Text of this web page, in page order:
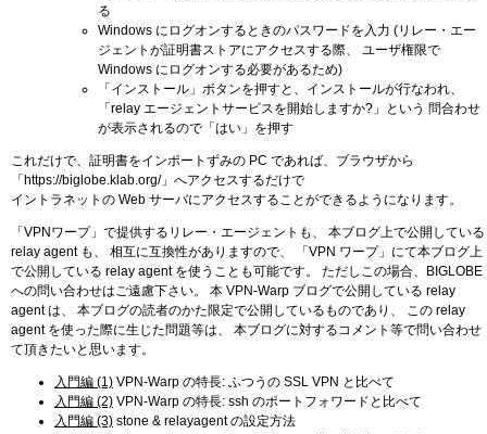
る
Windows にログオンするときのパスワードを入力 (リレー・エー
ジェントが証明書ストアにアクセスする際、 ユーザ権限で
Windows にログオンする必要があるため)
「インストール」ボタンを押すと、インストールが行なわれ、
「relay エージェントサービスを開始しますか?」という 問合わせ
が表示されるので「はい」を押す
これだけで、証明書をインポートずみの PC であれば、ブラウザから
「https://biglobe.klab.org/」へアクセスするだけで
イントラネットの Web サーバにアクセスすることができるようになります。
「VPNワープ」で提供するリレー・エージェントも、 本ブログ上で公開している
relay agent も、 相互に互換性がありますので、 「VPN ワープ」にて本ブログ上
で公開している relay agent を使うことも可能です。 ただしこの場合、BIGLOBE
への問い合わせはご遠慮下さい。 本 VPN-Warp ブログで公開している relay
agent は、 本ブログの読者のかた限定で公開しているものであり、 この relay
agent を使った際に生じた問題等は、 本ブログに対するコメント等で問い合わせ
て頂きたいと思います。
入門編 (1) VPN-Warp の特長: ふつうの SSL VPN と比べて
入門編 (2) VPN-Warp の特長: ssh のポートフォワードと比べて
入門編 (3) stone & relayagent の設定方法